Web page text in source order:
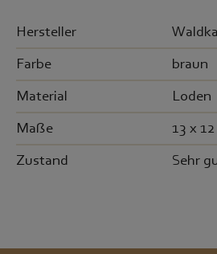
Hersteller
Farbe braun
Material Loden
Maße 13 x
Zustand Sehr